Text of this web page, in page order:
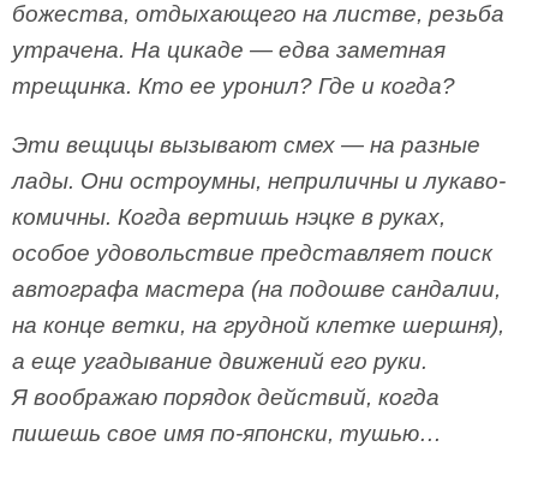
божества, отдыхающего на листве, резьба
утрачена. На цикаде — едва заметная
трещинка. Кто ее уронил? Где и когда?
Эти вещицы вызывают смех — на разные
лады. Они остроумны, неприличны и лукаво-
комичны. Когда вертишь нэцке в руках,
особое удовольствие представляет поиск
автографа мастера (на подошве сандалии,
на конце ветки, на грудной клетке шершня),
а еще угадывание движений его руки.
Я воображаю порядок действий, когда
пишешь свое имя по-японски, тушью…